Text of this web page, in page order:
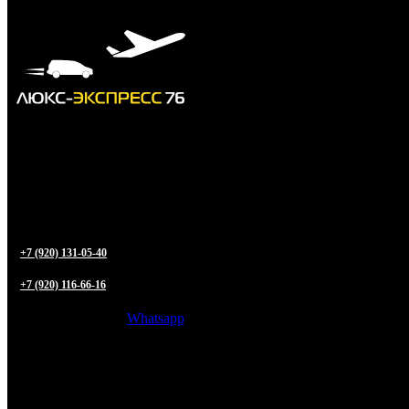
+7 (920) 131-05-40
+7 (920) 116-66-16
Whatsapp